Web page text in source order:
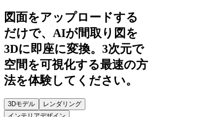
図面をアップロードする
だけで、AIが間取り図を
3Dに即座に変換。3次元で
空間を可視化する最速の方
法を体験してください。
3Dモデル
レンダリング